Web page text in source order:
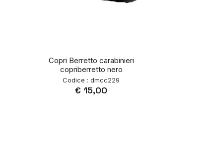
Copri Berretto carabinieri
copriberretto nero
Codice : dmcc229
€ 15,00